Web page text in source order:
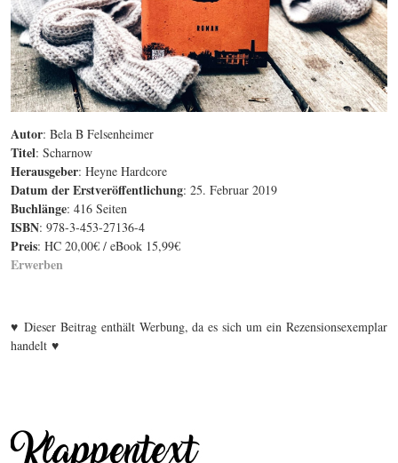
Autor: Bela B Felsenheimer
Titel: Scharnow
Herausgeber: Heyne Hardcore
Datum der Erstveröffentlichung: 25. Februar 2019
Buchlänge: 416 Seiten
ISBN: 978-3-453-27136-4
Preis: HC 20,00€ / eBook 15,99€
Erwerben
♥ Dieser Beitrag enthält Werbung, da es sich um ein Rezensionsexemplar
handelt ♥